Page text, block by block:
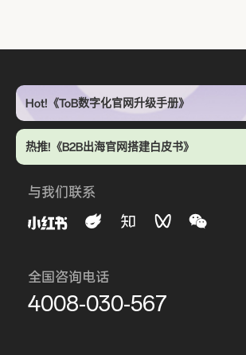
Hot!《ToB数字化官网升级手册》
热推!《B2B出海官网搭建白皮书》
与我们联系
全国咨询电话
4008-030-567